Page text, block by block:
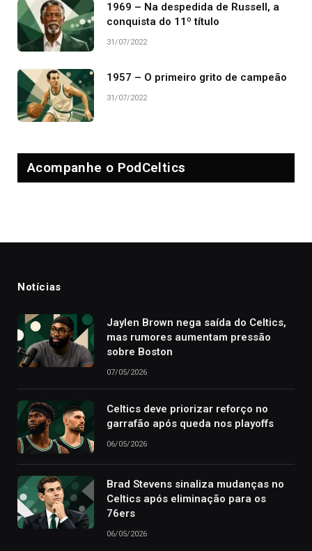
1969 – Na despedida de Russell, a
conquista do 11º título
31/07/2022
1957 – O primeiro grito de campeão
31/07/2022
Acompanhe o PodCeltics
Notícias
Jaylen Brown nega saída do Celtics,
mas rumores aumentam pressão
sobre Boston
07/05/2026
Celtics deve priorizar reforço no
garrafão após queda nos playoffs
06/05/2026
Brad Stevens sinaliza mudanças no
Celtics após eliminação para os
76ers
06/05/2026